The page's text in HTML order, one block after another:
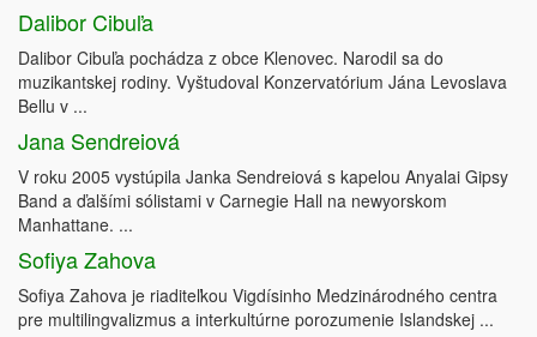
Dalibor Cibuľa
Dalibor Cibuľa pochádza z obce Klenovec. Narodil sa do
muzikantskej rodiny. Vyštudoval Konzervatórium Jána Levoslava
Bellu v ...
Jana Sendreiová
V roku 2005 vystúpila Janka Sendreiová s kapelou Anyalai Gipsy
Band a ďalšími sólistami v Carnegie Hall na newyorskom
Manhattane. ...
Sofiya Zahova
Sofiya Zahova je riaditeľkou Vigdísinho Medzinárodného centra
pre multilingvalizmus a interkultúrne porozumenie Islandskej ...